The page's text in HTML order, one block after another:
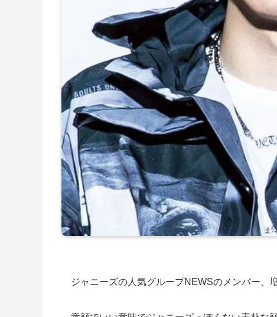
ジャニーズの人気グループNEWSのメンバー、